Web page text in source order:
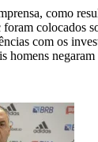
como
colocados
com os
homens negaram